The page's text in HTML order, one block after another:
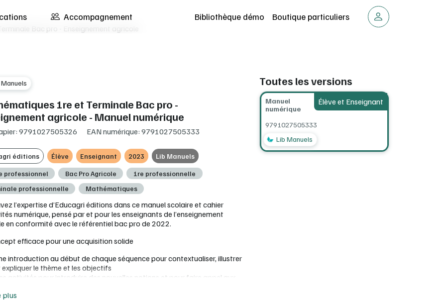
Accompagnement Bibliothèque démo Boutique particuliers
Bac pro - Enseignement agricole
1re et Terminale Bac pro -
agricole - Manuel numérique
9791027505326 EAN numérique: 9791027505333
éditions Élève Enseignant 2023 Lib Manuels
professionnel Bac Pro Agricole
1re professionnelle
professionnelle
Mathématiques
l’expertise d’Educagri éditions dans ce manuel scolaire et cahier
numérique, pensé par et pour les enseignants de l’enseignement
en conformité avec le référentiel bac pro de 2022.
efficace pour une acquisition solide
introduction au début de chaque séquence pour contextualiser, illustrer
expliquer le thème et les objectifs
activités pour introduire des nouvelles notions et pour faire appel aux
»
plus
Toutes les versions
Élève et Enseignant
Manuel
numérique
9791027505333
Lib Manuels